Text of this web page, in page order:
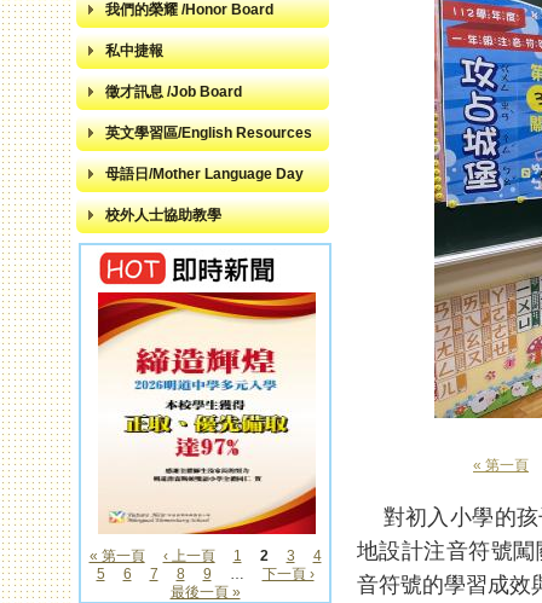
我們的榮耀 /Honor Board
私中捷報
徵才訊息 /Job Board
英文學習區/English Resources
母語日/Mother Language Day
校外人士協助教學
頁面
« 第一頁 ‹ 上一頁 1 2 3
4
5
6 7 8 9 …
下一頁 ›
最後一頁 »
« 第一頁
對初入小學的孩
地設計注音符號
音符號的學習成效